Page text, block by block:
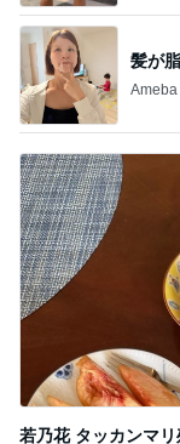
髪が
Ameba
若乃花 タッカンマ